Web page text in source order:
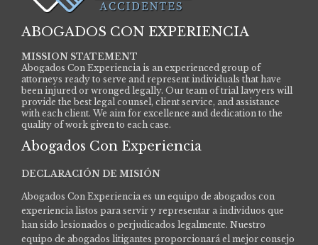
ABOGADOS CON EXPERIENCIA
MISSION STATEMENT
Abogados Con Experiencia is an experienced group of
attorneys ready to serve and represent individuals that have
been injured or wronged legally. Our team of trial lawyers will
provide the best legal counsel, client service, and assistance
with each client. We aim for excellence and dedication to the
quality of work given to each case.
Abogados Con Experiencia
DECLARACIÓN DE MISIÓN
Abogados Con Experiencia es un equipo de abogados con
experiencia listos para servir y representar a individuos que
han sido lesionados o perjudicados legalmente. Nuestro
equipo de abogados litigantes proporcionará el mejor consejo